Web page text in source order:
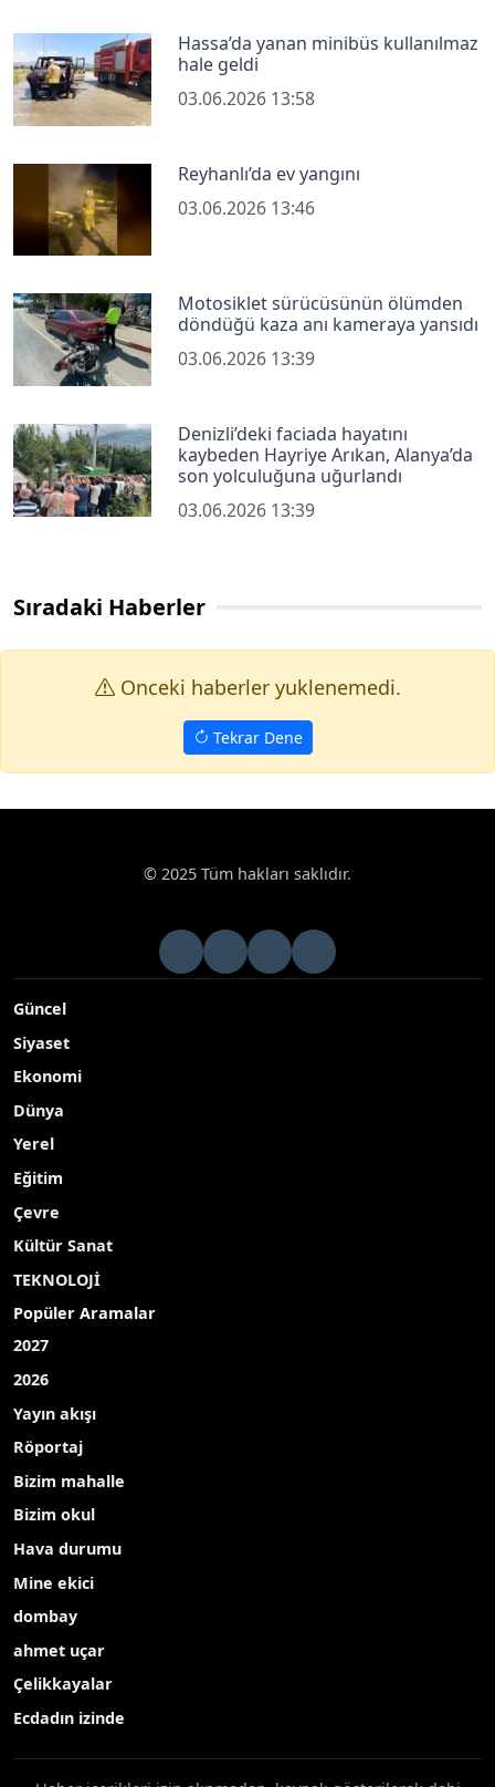
Hassa’da yanan minibüs kullanılmaz
hale geldi
03.06.2026 13:58
Reyhanlı’da ev yangını
03.06.2026 13:46
Motosiklet sürücüsünün ölümden
döndüğü kaza anı kameraya yansıdı
03.06.2026 13:39
Denizli’deki faciada hayatını
kaybeden Hayriye Arıkan, Alanya’da
son yolculuğuna uğurlandı
03.06.2026 13:39
Sıradaki Haberler
Onceki haberler yuklenemedi.
Tekrar Dene
© 2025 Tüm hakları saklıdır.
Güncel
Siyaset
Ekonomi
Dünya
Yerel
Eğitim
Çevre
Kültür Sanat
TEKNOLOJİ
Popüler Aramalar
2027
2026
Yayın akışı
Röportaj
Bizim mahalle
Bizim okul
Hava durumu
Mine ekici
dombay
ahmet uçar
Çelikkayalar
Ecdadın izinde